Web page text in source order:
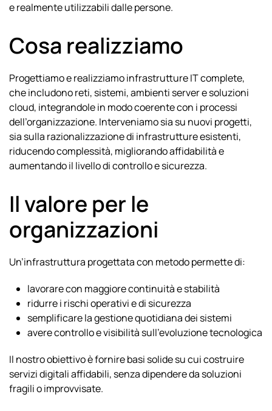
e realmente utilizzabili dalle persone.
Cosa realizziamo
Progettiamo e realizziamo infrastrutture IT complete,
che includono reti, sistemi, ambienti server e soluzioni
cloud, integrandole in modo coerente con i processi
dell’organizzazione. Interveniamo sia su nuovi progetti,
sia sulla razionalizzazione di infrastrutture esistenti,
riducendo complessità, migliorando affidabilità e
aumentando il livello di controllo e sicurezza.
Il valore per le
organizzazioni
Un’infrastruttura progettata con metodo permette di:
lavorare con maggiore continuità e stabilità
ridurre i rischi operativi e di sicurezza
semplificare la gestione quotidiana dei sistemi
avere controllo e visibilità sull’evoluzione tecnologica
Il nostro obiettivo è fornire basi solide su cui costruire
servizi digitali affidabili, senza dipendere da soluzioni
fragili o improvvisate.